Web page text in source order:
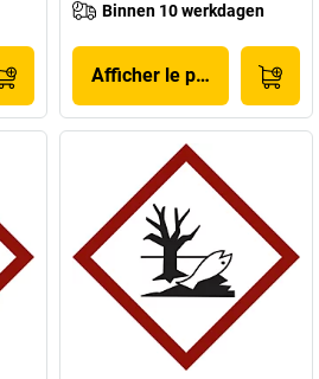
Binnen 10 werkdagen
Afficher le produit